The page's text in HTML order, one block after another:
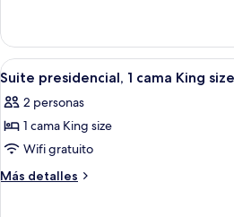
1
habitación,
para
fumadores
Abrir
todas
las
fotos
de
Suite
Una
6
Suite presidencial, 1 cama King
2 personas
1 cama King size
Wifi gratuito
Más detalles
Más